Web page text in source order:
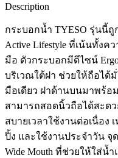
Description
กระบอกน้ำ TYESO รุ่นนี้ถู
Active Lifestyle ที่เน้นทั้ง
มือ ตัวกระบอกมีดีไซน์
บริเวณใต้ฝา ช่วยให้ถือไ
มือเดียว ฝาด้านบนมาพร้อ
สามารถสอดนิ้วถือได้สะด
สบายเวลาใช้งานต่อเนื่อง
ปิ้ง และใช้งานประจำวัน
Wide Mouth ที่ช่วยให้ใส่